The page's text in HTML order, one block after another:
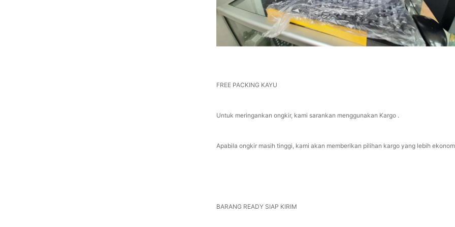
FREE PACKING KAYU
Untuk meringankan ongkir, kami sarankan menggunakan Kargo .
Apabila ongkir masih tinggi, kami akan memberikan pilihan kargo yang lebih
BARANG READY SIAP KIRIM